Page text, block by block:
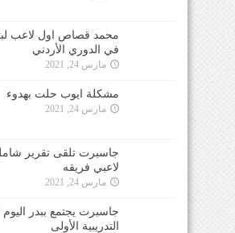
محمد قصاص اول لاعب
في الدوري الأردني
مارس 24, 2021
مشكلة ايوب حلت بهدوء
مارس 24, 2021
جاسبرت تلقى تقرير
لاعبي فريقه
مارس 24, 2021
جاسبرت يجتمع ببدر
التدريبية الأولى